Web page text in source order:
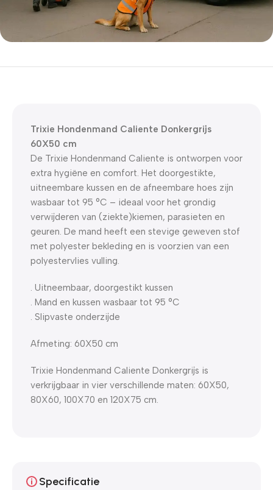
5% korting met code
Trixie Hondenmand Caliente Donkergrijs
60X50 cm
De Trixie Hondenmand Caliente is ontworpen voor
extra hygiëne en comfort. Het doorgestikte,
uitneembare kussen en de afneembare hoes zijn
wasbaar tot 95 °C – ideaal voor het grondig
verwijderen van (ziekte)kiemen, parasieten en
geuren. De mand heeft een stevige geweven stof
met polyester bekleding en is voorzien van een
polyestervlies vulling.
. Uitneembaar, doorgestikt kussen
. Mand en kussen wasbaar tot 95 °C
. Slipvaste onderzijde
Afmeting: 60X50 cm
Trixie Hondenmand Caliente Donkergrijs is
verkrijgbaar in vier verschillende maten: 60X50,
80X60, 100X70 en 120X75 cm.
Specificatie